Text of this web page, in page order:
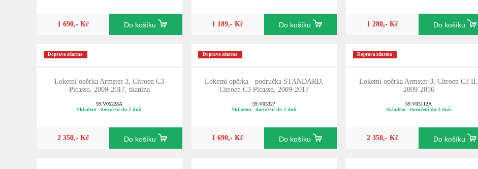
1 690,- Kč Do košíku 1 189,- Kč Do košíku 1 280,- Kč Do košíku
Doprava zdarma
Loketní opěrka Armster 3, Citroen C3
Picasso, 2009-2017, tkanina
59.V05228A
Skladem - doručení do 2 dnů
2 350,- Kč Do košíku
Doprava zdarma
Loketní opěrka - područka STANDARD,
Citroen C3 Picasso, 2009-2017
59.V05327
Skladem - doručení do 2 dnů
1 690,- Kč Do košíku
Doprava zdarma
Loketní opěrka Armster 3, Citroen C3 II,
2009-2016
59.V05112A
Skladem - doručení do 2 dnů
2 350,- Kč Do košíku